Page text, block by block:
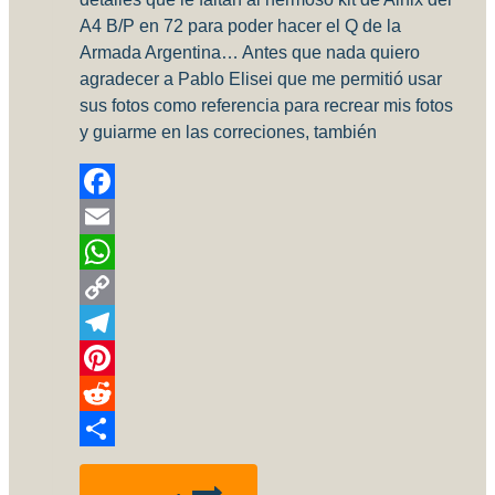
A4 B/P en 72 para poder hacer el Q de la
Armada Argentina… Antes que nada quiero
agradecer a Pablo Elisei que me permitió usar
sus fotos como referencia para recrear mis fotos
y guiarme en las correciones, también
Facebook
Email
WhatsApp
Copy
Link
Telegram
Pinterest
Reddit
Compartir
Correcciones